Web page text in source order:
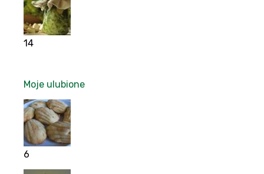
14
Moje ulubione
6